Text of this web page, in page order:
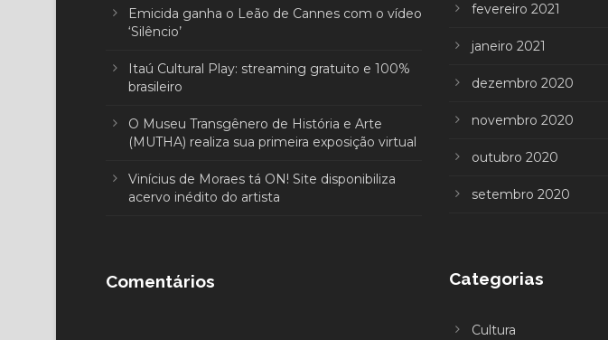
Emicida ganha o Leão de Cannes com o vídeo
‘Silêncio’
Itaú Cultural Play: streaming gratuito e 100%
brasileiro
O Museu Transgênero de História e Arte
(MUTHA) realiza sua primeira exposição virtual
Vinícius de Moraes tá ON! Site disponibiliza
acervo inédito do artista
Comentários
fevereiro 2021
janeiro 2021
dezembro 2020
novembro 2020
outubro 2020
setembro 2020
Categorias
Cultura